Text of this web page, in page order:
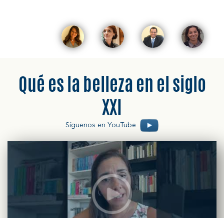
Qué es la belleza en el siglo
XXI
Síguenos en YouTube